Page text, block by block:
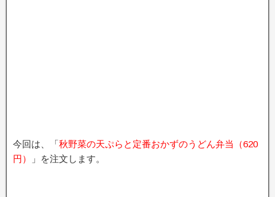
今回は、「秋野菜の天ぷらと定番おかずのうどん弁当（620
円）
」を注文します。